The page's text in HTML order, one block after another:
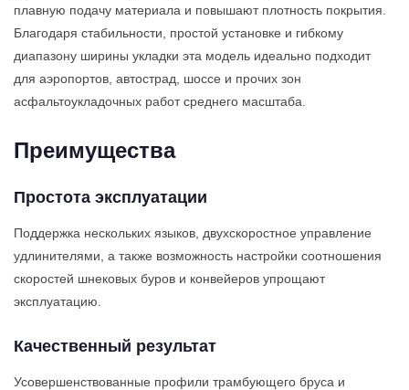
плавную подачу материала и повышают плотность покрытия.
Благодаря стабильности, простой установке и гибкому
диапазону ширины укладки эта модель идеально подходит
для аэропортов, автострад, шоссе и прочих зон
асфальтоукладочных работ среднего масштаба.
Преимущества
Простота эксплуатации
Поддержка нескольких языков, двухскоростное управление
удлинителями, а также возможность настройки соотношения
скоростей шнековых буров и конвейеров упрощают
эксплуатацию.
Качественный результат
Усовершенствованные профили трамбующего бруса и